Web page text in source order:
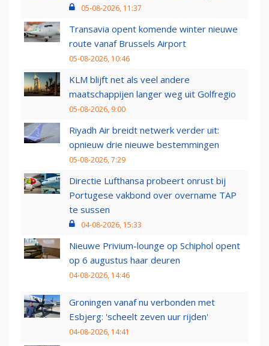
05-08-2026, 11:37
Transavia opent komende winter nieuwe
route vanaf Brussels Airport
05-08-2026, 10:46
KLM blijft net als veel andere
maatschappijen langer weg uit Golfregio
05-08-2026, 9:00
Riyadh Air breidt netwerk verder uit:
opnieuw drie nieuwe bestemmingen
05-08-2026, 7:29
Directie Lufthansa probeert onrust bij
Portugese vakbond over overname TAP
te sussen
04-08-2026, 15:33
Nieuwe Privium-lounge op Schiphol opent
op 6 augustus haar deuren
04-08-2026, 14:46
Groningen vanaf nu verbonden met
Esbjerg: 'scheelt zeven uur rijden'
04-08-2026, 14:41